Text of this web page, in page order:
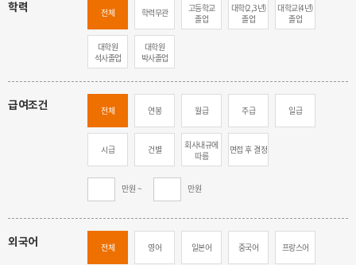
학력 전체 학력무관
고등학교
졸업
대학(2,3년)
졸업
대학교(4년)
졸업
대학원
석사졸업
대학원
박사졸업
급여조건 전체 연봉 월급 주급 일급
시급 건별
회사내규에
따름
면접 후 결정
만원 ~ 만원
외국어 전체 영어 일본어 중국어 프랑스어